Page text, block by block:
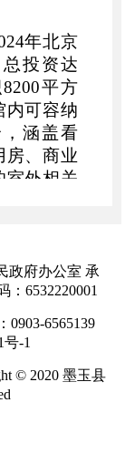
年北京
投资达
平方
内可容纳
涵盖看
房、商业
室外相关
政府办公室 承
6532220001
6565139
-1
© 2020 墨玉县